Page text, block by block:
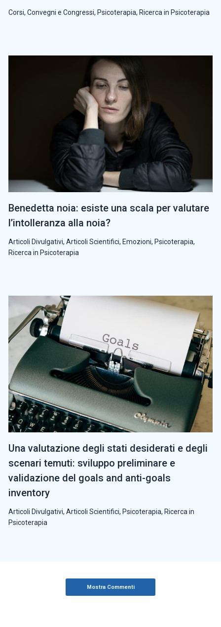
Corsi, Convegni e Congressi, Psicoterapia, Ricerca in Psicoterapia
Benedetta noia: esiste una scala per valutare
l’intolleranza alla noia?
Articoli Divulgativi, Articoli Scientifici, Emozioni, Psicoterapia,
Ricerca in Psicoterapia
Una valutazione degli stati desiderati e degli
scenari temuti: sviluppo preliminare e
validazione del goals and anti-goals
inventory
Articoli Divulgativi, Articoli Scientifici, Psicoterapia, Ricerca in
Psicoterapia
Mostra Commenti